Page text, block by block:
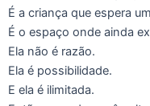
É a criança que espera
É o espaço onde ainda
Ela não é razão.
Ela é possibilidade.
E ela é ilimitada.